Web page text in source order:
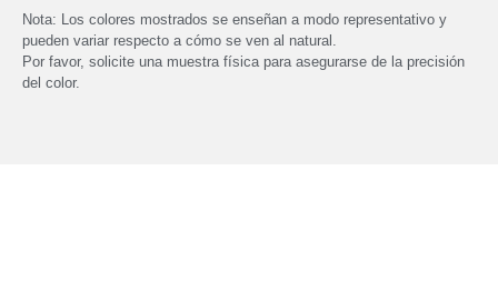
Nota: Los colores mostrados se enseñan a modo representativo y
pueden variar respecto a cómo se ven al natural.
Por favor, solicite una muestra física para asegurarse de la precisión
del color.